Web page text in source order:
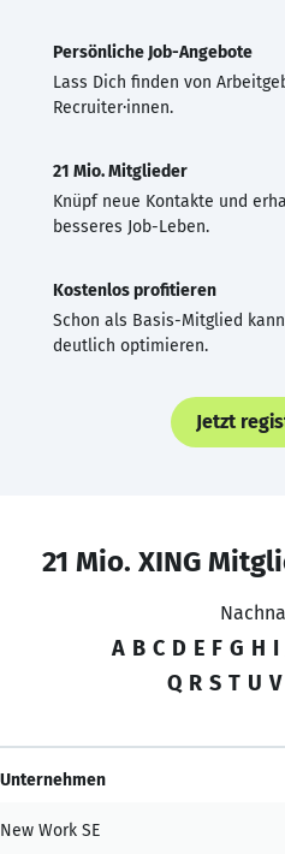
Persönliche Job-Angebote
Lass Dich finden von
Recruiter·innen.
21 Mio. Mitglieder
Knüpf neue Kontakte und
besseres Job-Leben.
Kostenlos profitieren
Schon als Basis-Mitglied
deutlich optimieren.
Jetzt
21 Mio. XING
A B C D E F G H I
Q R S T U V
Unternehmen
New Work SE